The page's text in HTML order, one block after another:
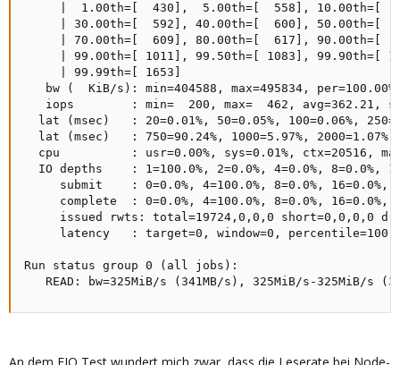
|  1.00th=[  430],  5.00th=[  558], 10.00th=[
| 30.00th=[  592], 40.00th=[  600], 50.00th=[
| 70.00th=[  609], 80.00th=[  617], 90.00th=[
| 99.00th=[ 1011], 99.50th=[ 1083], 99.90th=[
     | 99.99th=[ 1653]
bw (  KiB/s): min=404588, max=495834,
iops        : min=  200, max=  462, avg=362.21,
lat (msec)   : 20=0.01%, 50=0.05%, 100=0.06%,
  lat (msec)   : 750=90.24%, 1000=5.97%, 2000=1.07%
cpu          : usr=0.00%, sys=0.01%, ctx=20516,
IO depths    : 1=100.0%, 2=0.0%, 4=0.0%, 8=0.0%,
submit    : 0=0.0%, 4=100.0%, 8=0.0%, 16=0.0%,
complete  : 0=0.0%, 4=100.0%, 8=0.0%, 16=0.0%,
issued rwts: total=19724,0,0,0 short=0,0,0,0
latency   : target=0, window=0,
Run status group 0 (all jobs):
READ: bw=325MiB/s (341MB/s), 325MiB/s-325MiB/s